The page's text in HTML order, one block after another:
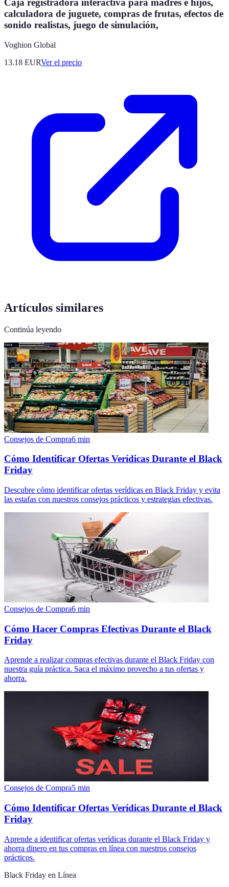
Caja registradora interactiva para madres e hijos,
calculadora de juguete, compras de frutas, efectos de
sonido realistas, juego de simulación,
Voghion Global
13.18 EURVer el precio
Artículos similares
Continúa leyendo
Consejos de Compra6 min
Cómo Identificar Ofertas Verídicas Durante el Black
Friday
Descubre cómo identificar ofertas verídicas en Black Friday y evita
las estafas con nuestros consejos prácticos y estrategias efectivas.
Consejos de Compra6 min
Cómo Hacer Compras Efectivas Durante el Black
Friday
Aprende a realizar compras efectivas durante el Black Friday con
nuestra guía práctica. Saca el máximo provecho a tus ofertas y
ahorra.
Consejos de Compra5 min
Cómo Identificar Ofertas Verídicas Durante el Black
Friday
Aprende a identificar ofertas verídicas durante el Black Friday y
ahorra dinero en tus compras en línea con nuestros consejos
prácticos.
Black Friday en Línea